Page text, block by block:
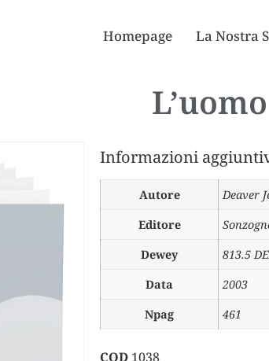
Homepage La Nostra
Informazioni
Autore
Deaver
Editore
Dewey
813.5
Data
2003
Npag
461
COD 1038